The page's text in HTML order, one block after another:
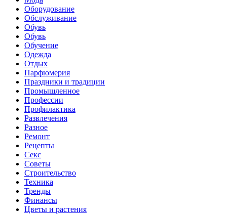
Оборудование
Обслуживание
Обувь
Обувь
Обучение
Одежда
Отдых
Парфюмерия
Праздники и традиции
Промышленное
Профессии
Профилактика
Развлечения
Разное
Ремонт
Рецепты
Секс
Советы
Строительство
Техника
Тренды
Финансы
Цветы и растения